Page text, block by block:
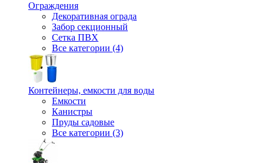
Ограждения
Декоративная ограда
Забор секционный
Сетка ПВХ
Все категории (4)
Контейнеры, емкости для воды
Емкости
Канистры
Пруды садовые
Все категории (3)